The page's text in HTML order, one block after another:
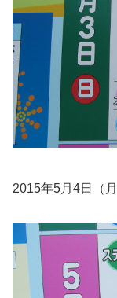
2015年5月4日（月